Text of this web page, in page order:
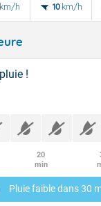
km/h 10 km/h
!
20
min
Pluie faibledans 30